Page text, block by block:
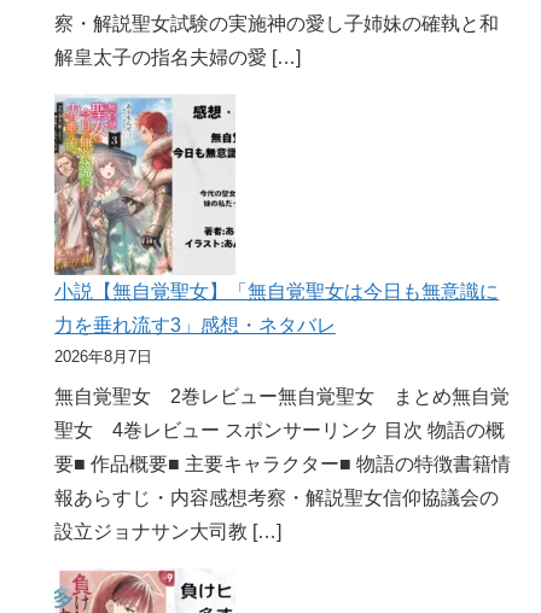
察・解説聖女試験の実施神の愛し子姉妹の確執と和
解皇太子の指名夫婦の愛 […]
小説【無自覚聖女】「無自覚聖女は今日も無意識に
力を垂れ流す3」感想・ネタバレ
2026年8月7日
無自覚聖女 2巻レビュー無自覚聖女 まとめ無自覚
聖女 4巻レビュー スポンサーリンク 目次 物語の概
要■ 作品概要■ 主要キャラクター■ 物語の特徴書籍情
報あらすじ・内容感想考察・解説聖女信仰協議会の
設立ジョナサン大司教 […]